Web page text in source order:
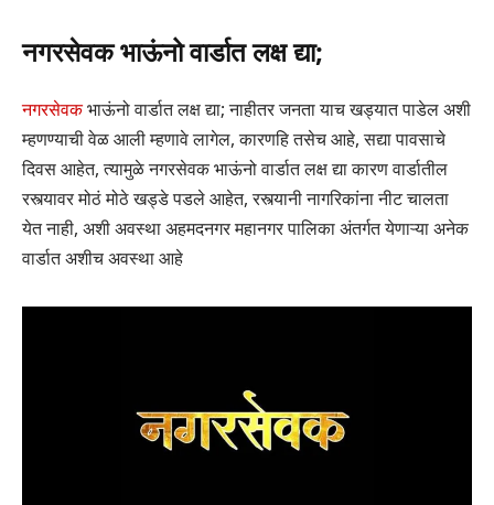
नगरसेवक भाऊंनो वार्डात लक्ष द्या;
नगरसेवकभाऊंनो वार्डात लक्ष द्या; नाहीतर जनता याच खड्यात पाडेल अशी
म्हणण्याची वेळ आली म्हणावे लागेल, कारणहि तसेच आहे, सद्या पावसाचे
दिवस आहेत, त्यामुळे नगरसेवक भाऊंनो वार्डात लक्ष द्या कारण वार्डातील
रस्त्यावर मोठं मोठे खड्डे पडले आहेत, रस्त्यानी नागरिकांना नीट चालता
येत नाही, अशी अवस्था अहमदनगर महानगर पालिका अंतर्गत येणाऱ्या अनेक
वार्डात अशीच अवस्था आहे